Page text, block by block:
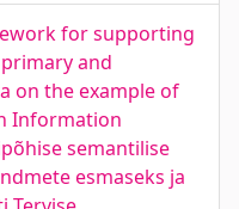
for supporting
and
on the example of
Information
semantilise
esmaseks ja